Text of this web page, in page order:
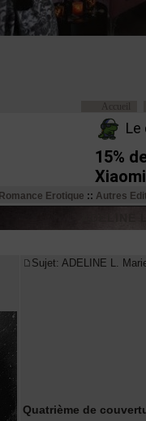
Accueil
Le
15%
Romance Erotique :: Autres
ADELINE
Sujet: ADELINE L.
Quatrième de